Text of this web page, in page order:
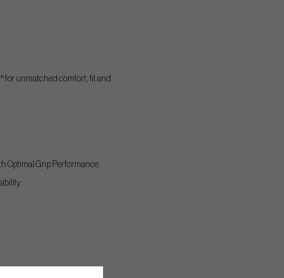
for unmatched comfort, fit and
Optimal Grip Performance.